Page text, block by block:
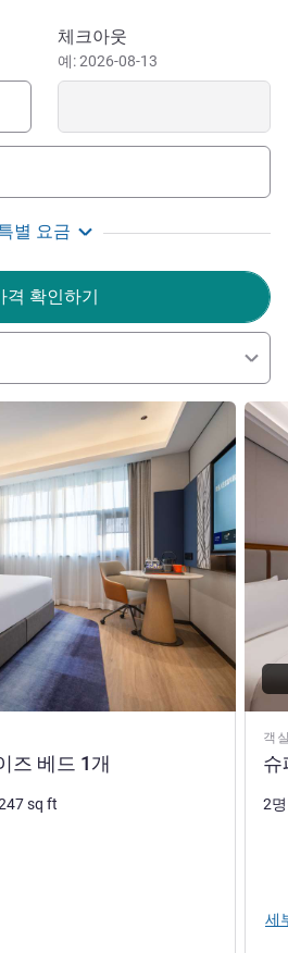
체크아웃
예: 2026-08-13
별 요금
격 확인하기
즈 베드 1개
sq ft
객
슈
세부
2
세